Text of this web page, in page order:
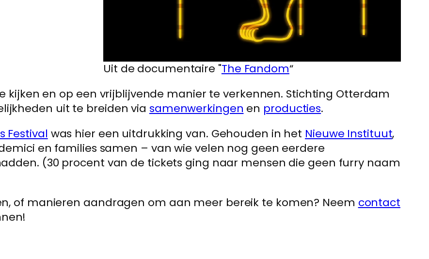
Uit de documentaire "The Fandom“
kijken en op een vrijblijvende manier te verkennen. Stichting Otterdam
uit te breiden via samenwerkingen en producties.
Festival was hier een uitdrukking van. Gehouden in het Nieuwe Instituut,
en families samen – van wie velen nog geen eerdere
(30 procent van de tickets ging naar mensen die geen furry naam
of manieren aandragen om aan meer bereik te komen? Neem contact